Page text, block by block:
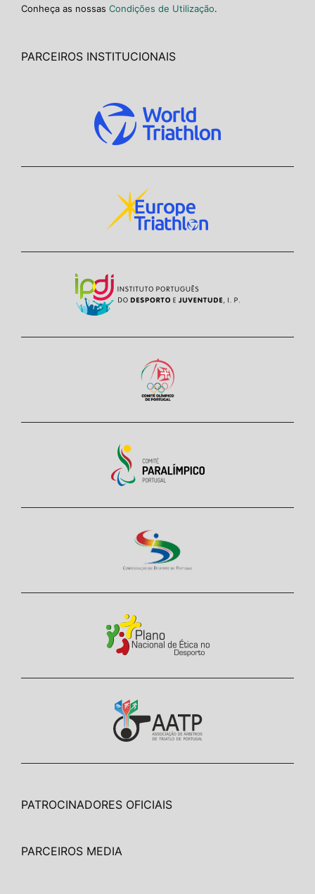
Conheça as nossas Condições de Utilização.
PARCEIROS INSTITUCIONAIS
PATROCINADORES OFICIAIS
PARCEIROS MEDIA